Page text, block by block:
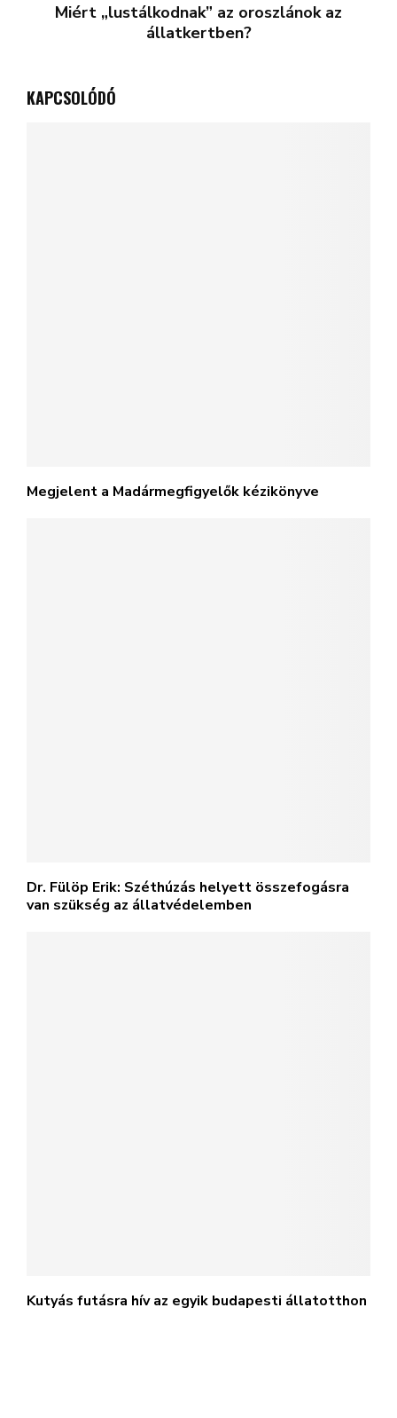
Miért „lustálkodnak” az oroszlánok az
állatkertben?
KAPCSOLÓDÓ
Megjelent a Madármegfigyelők kézikönyve
Dr. Fülöp Erik: Széthúzás helyett összefogásra
van szükség az állatvédelemben
Kutyás futásra hív az egyik budapesti állatotthon